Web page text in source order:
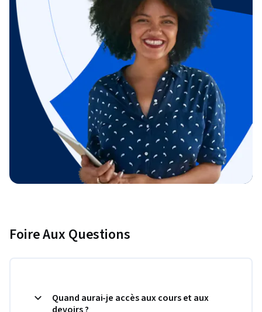
Foire Aux Questions
Quand aurai-je accès aux cours et aux